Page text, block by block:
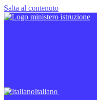
Salta al contenuto
Italiano